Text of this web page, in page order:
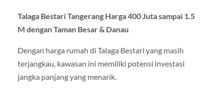
Talaga Bestari Tangerang Harga 400 Juta sampai 1.5
M dengan Taman Besar & Danau
Dengan harga rumah di Talaga Bestari yang masih
terjangkau, kawasan ini memiliki potensi investasi
jangka panjang yang menarik.